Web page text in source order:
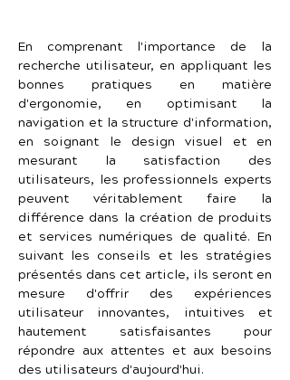
En comprenant l'importance de la
recherche utilisateur, en appliquant les
bonnes pratiques en matière
d'ergonomie, en optimisant la
navigation et la structure d'information,
en soignant le design visuel et en
mesurant la satisfaction des
utilisateurs, les professionnels experts
peuvent véritablement faire la
différence dans la création de produits
et services numériques de qualité. En
suivant les conseils et les stratégies
présentés dans cet article, ils seront en
mesure d'offrir des expériences
utilisateur innovantes, intuitives et
hautement satisfaisantes pour
répondre aux attentes et aux besoins
des utilisateurs d'aujourd'hui.